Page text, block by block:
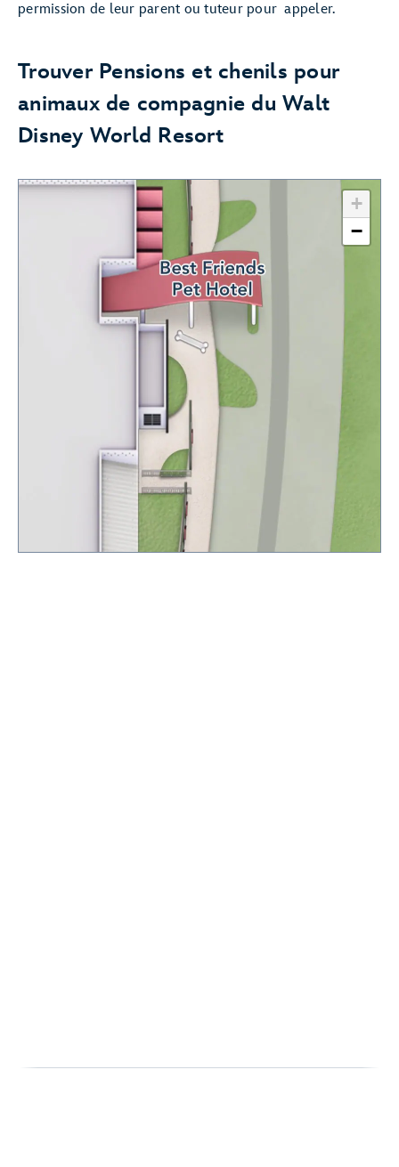
permission de leur parent ou tuteur pour appeler.
Trouver Pensions et chenils pour
animaux de compagnie du Walt
Disney World Resort
+
−